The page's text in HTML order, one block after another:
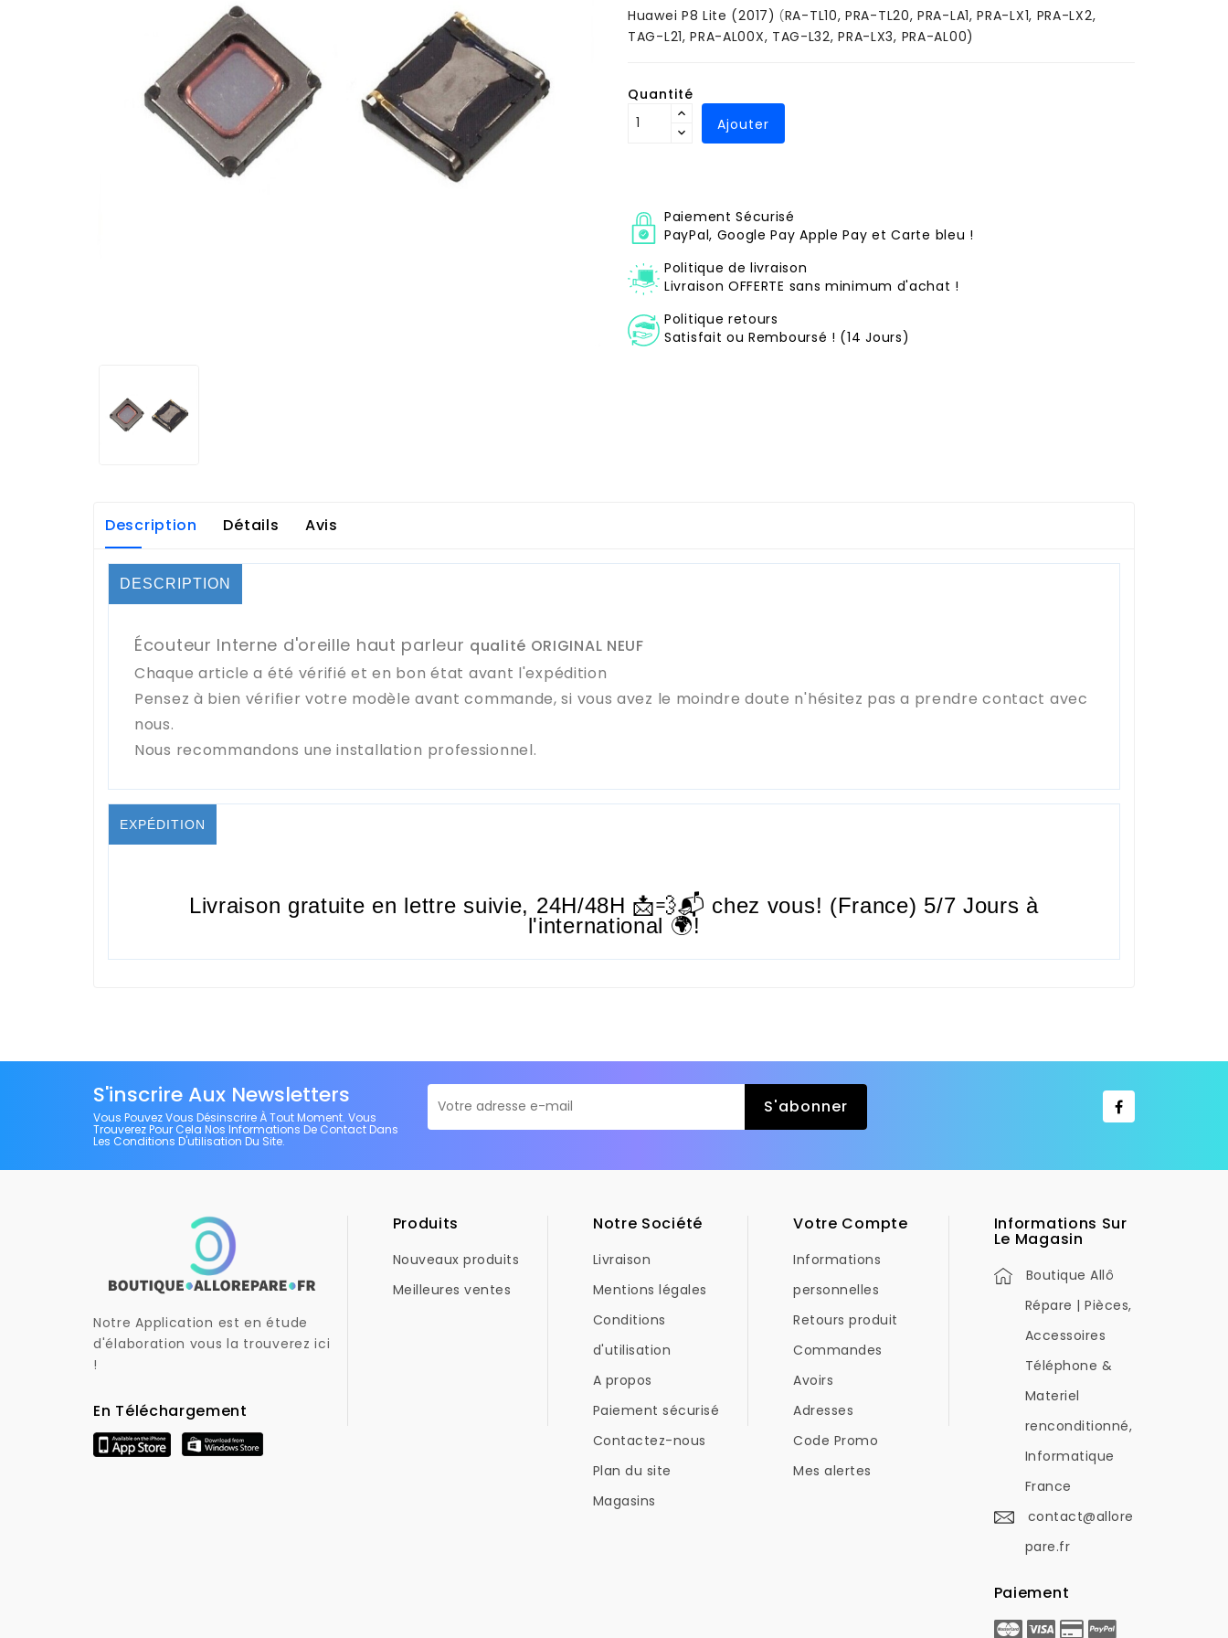
Huawei P8 Lite (2017) (RA-TL10, PRA-TL20, PRA-LA1, PRA-LX1, PRA-LX2,
TAG-L21, PRA-AL00X, TAG-L32, PRA-LX3, PRA-AL00)
Quantité
Ajouter
Paiement Sécurisé
PayPal, Google Pay Apple Pay et Carte bleu !
Politique de livraison
Livraison OFFERTE sans minimum d'achat !
Politique retours
Satisfait ou Remboursé ! (14 Jours)
Description Détails Avis
DESCRIPTION
Écouteur Interne d'oreille haut parleur qualité ORIGINAL NEUF
Chaque article a été vérifié et en bon état avant l'expédition
Pensez à bien vérifier votre modèle avant commande, si vous avez le moindre doute n'hésitez pas a prendre contact avec
nous.
Nous recommandons une installation professionnel.
EXPÉDITION
Livraison gratuite en lettre suivie, 24H/48H 📩💨📬 chez vous! (France) 5/7 Jours à
l'international 🌍!
S'inscrire Aux Newsletters
Vous Pouvez Vous Désinscrire À Tout Moment. Vous
Trouverez Pour Cela Nos Informations De Contact Dans
Les Conditions D'utilisation Du Site.
Notre Application est en étude
d'élaboration vous la trouverez ici
!
En Téléchargement
Produits
Nouveaux produits
Meilleures ventes
Notre Société
Livraison
Mentions légales
Conditions
d'utilisation
A propos
Paiement sécurisé
Contactez-nous
Plan du site
Magasins
Votre Compte
Informations
personnelles
Retours produit
Commandes
Avoirs
Adresses
Code Promo
Mes alertes
Informations Sur
Le Magasin
Boutique Allô
Répare | Pièces,
Accessoires
Téléphone &
Materiel
renconditionné,
Informatique
France
contact@allore
pare.fr
Paiement